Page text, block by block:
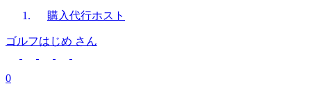
購入代行ホスト
ゴルフはじめ さん
0